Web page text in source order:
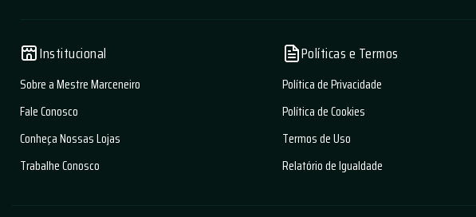
Institucional
Sobre a Mestre Marceneiro
Fale Conosco
Conheça Nossas Lojas
Trabalhe Conosco
Políticas e Termos
Política de Privacidade
Política de Cookies
Termos de Uso
Relatório de Igualdade